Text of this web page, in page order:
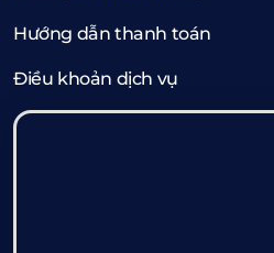
Hướng dẫn thanh toán
Điều khoản dịch vụ